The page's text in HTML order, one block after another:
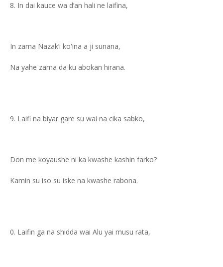
In dai kauce wa d’an hali ne laifina,
In zama Nazak’i ko'ina a ji sunana,
Na yahe zama da ku abokan hirana.
Laifi na biyar gare su wai na cika sabko,
Don me koyaushe ni ka kwashe kashin farko?
Kamin su iso su iske na kwashe rabona.
Laifin ga na shidda wai Alu yai musu rata,